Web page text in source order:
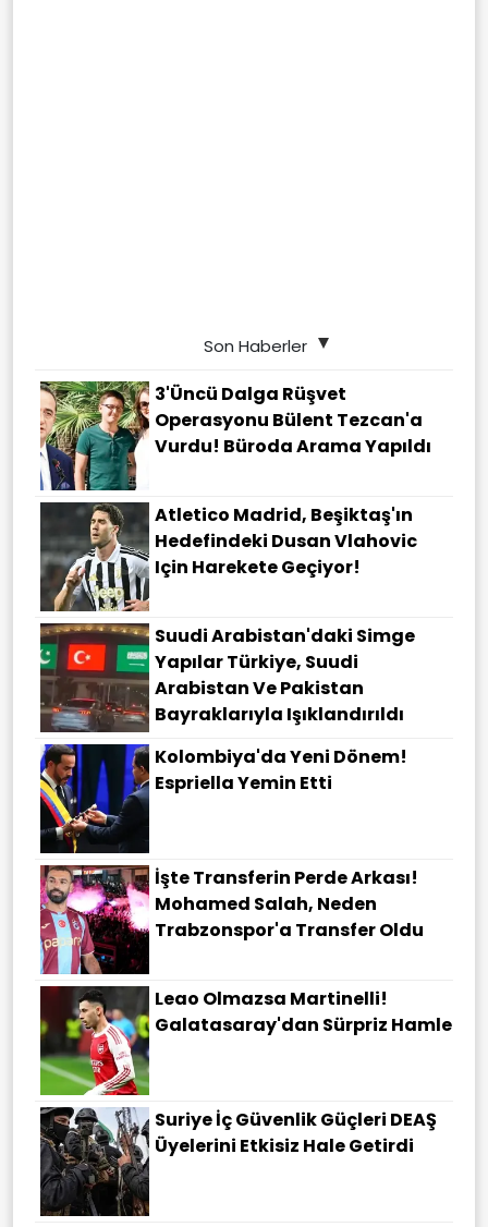
Son Haberler
3'üncü Dalga Rüşvet
Operasyonu Bülent Tezcan'a
Vurdu! Büroda Arama Yapıldı
Atletico Madrid, Beşiktaş'ın
Hedefindeki Dusan Vlahovic
Için Harekete Geçiyor!
Suudi Arabistan'daki Simge
Yapılar Türkiye, Suudi
Arabistan Ve Pakistan
Bayraklarıyla Işıklandırıldı
Kolombiya'da Yeni Dönem!
Espriella Yemin Etti
İşte Transferin Perde Arkası!
Mohamed Salah, Neden
Trabzonspor'a Transfer Oldu
Leao Olmazsa Martinelli!
Galatasaray'dan Sürpriz Hamle
Suriye İç Güvenlik Güçleri DEAŞ
Üyelerini Etkisiz Hale Getirdi